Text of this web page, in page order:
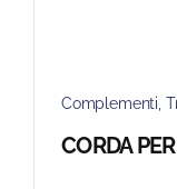
Complementi
CORDA